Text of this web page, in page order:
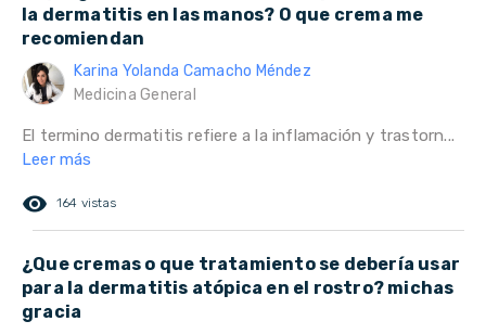
la dermatitis en las manos? O que crema me
recomiendan
Karina Yolanda Camacho Méndez
Medicina General
El termino dermatitis refiere a la inflamación y trastorn...
Leer más
remove_red_eye 164 vistas
¿Que cremas o que tratamiento se debería usar
para la dermatitis atópica en el rostro? michas
gracia